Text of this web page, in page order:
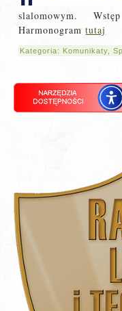
slalomowym.
Harmonogramtutaj
Kategoria: Komunikaty ,